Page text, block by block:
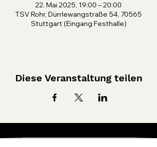
22. Mai 2025, 19:00 – 20:00
TSV Rohr, Dürrlewangstraße 54, 70565
Stuttgart (Eingang Festhalle)
Diese Veranstaltung teilen